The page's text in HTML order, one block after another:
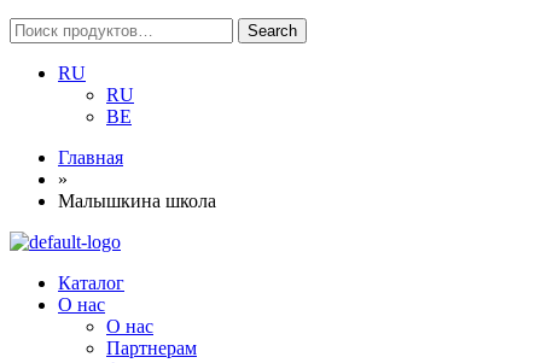
Search
for:
Search
RU
RU
BE
Главная
»
Малышкина школа
Menu
Каталог
О нас
О нас
Партнерам